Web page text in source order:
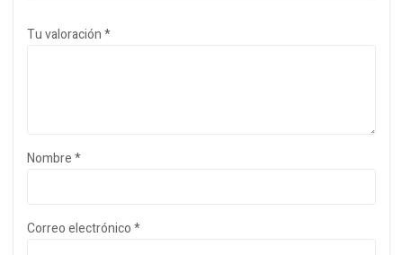
Tu valoración*
Nombre*
Correo electrónico*